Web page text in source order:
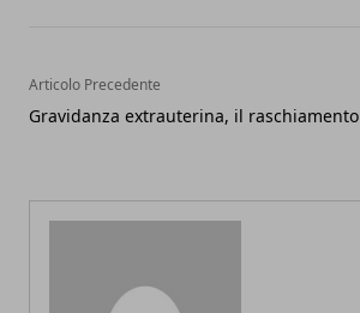
Articolo Precedente
Gravidanza extrauterina, il raschiamento